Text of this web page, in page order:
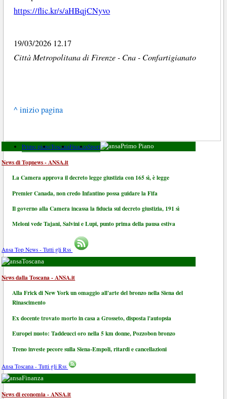
https://flic.kr/s/aHBqjCNyvo
19/03/2026 12.17
Città Metropolitana di Firenze - Cna - Confartigianato
^ inizio pagina
Primo pianoToscanaFinanzaSport Primo Piano
News di Topnews - ANSA.it
La Camera approva il decreto legge giustizia con 165 sì, è legge
Premier Canada, non credo Infantino possa guidare la Fifa
Il governo alla Camera incassa la fiducia sul decreto giustizia, 191 sì
Meloni vede Tajani, Salvini e Lupi, punto prima della pausa estiva
Ansa Top News - Tutti gli Rss
Toscana
News dalla Toscana - ANSA.it
Alla Frick di New York un omaggio all'arte del bronzo nella Siena del
Rinascimento
Ex docente trovato morto in casa a Grosseto, disposta l'autopsia
Europei nuoto: Taddeucci oro nella 5 km donne, Pozzobon bronzo
Treno investe pecore sulla Siena-Empoli, ritardi e cancellazioni
Ansa Toscana - Tutti gli Rss
Finanza
News di economia - ANSA.it